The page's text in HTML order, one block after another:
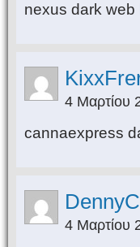
nexus dark web
4 Μαρτίου
cannaexpress
4 Μαρτίου